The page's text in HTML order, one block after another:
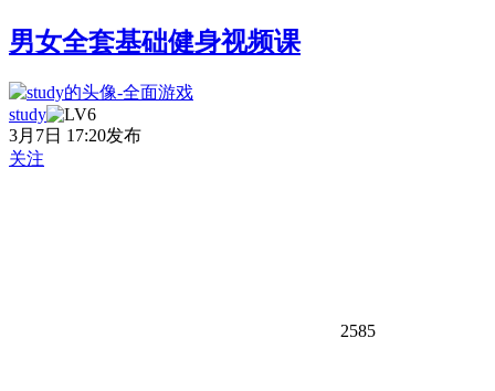
男女全套基础健身视频课
study
3月7日 17:20发布
关注
2585